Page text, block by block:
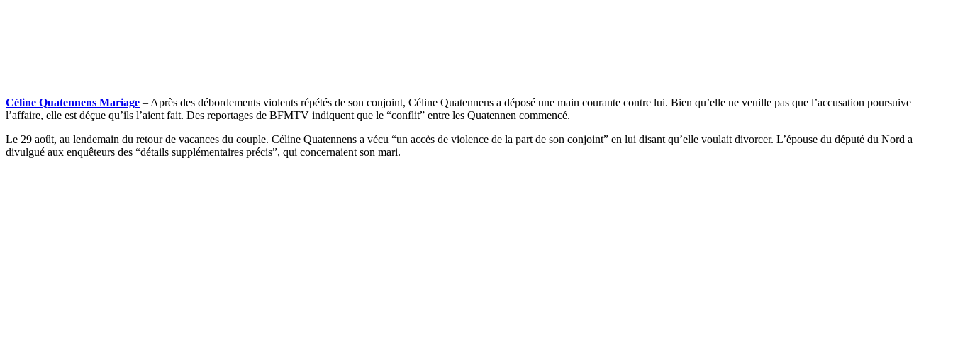
Céline Quatennens Mariage – Après des débordements violents répétés de son conjoint, Céline Quatennens a déposé une main courante contre lui. Bien qu’elle ne veuille pas que l’accusation poursuive
l’affaire, elle est déçue qu’ils l’aient fait. Des reportages de BFMTV indiquent que le “conflit” entre les Quatennen commencé.
Le 29 août, au lendemain du retour de vacances du couple. Céline Quatennens a vécu “un accès de violence de la part de son conjoint” en lui disant qu’elle voulait divorcer. L’épouse du député du Nord a
divulgué aux enquêteurs des “détails supplémentaires précis”, qui concernaient son mari.